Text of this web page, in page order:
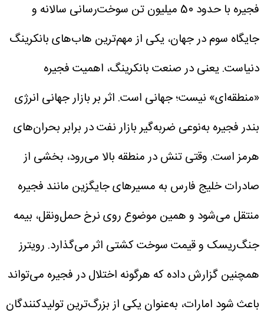
فجیره با حدود 50 میلیون تن سوخت‌رسانی سالانه و
جایگاه سوم در جهان، یکی از مهم‌ترین هاب‌های بانکرینگ
دنیاست. یعنی در صنعت بانکرینگ، اهمیت فجیره
«منطقه‌ای» نیست؛ جهانی است. اثر بر بازار جهانی انرژی
بندر فجیره به‌نوعی ضربه‌گیر بازار نفت در برابر بحران‌های
هرمز است. وقتی تنش در منطقه بالا می‌رود، بخشی از
صادرات خلیج فارس به مسیرهای جایگزین مانند فجیره
منتقل می‌شود و همین موضوع روی نرخ حمل‌ونقل، بیمه
جنگ‌ریسک و قیمت سوخت کشتی اثر می‌گذارد. رویترز
همچنین گزارش داده که هرگونه اختلال در فجیره می‌تواند
باعث شود امارات، به‌عنوان یکی از بزرگ‌ترین تولیدکنندگان